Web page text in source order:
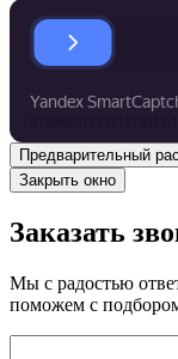
Закрыть окно
Заказать
Мы с радостью
поможем с